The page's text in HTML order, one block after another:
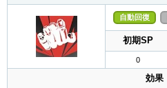
自動回復
初期SP
0
効果